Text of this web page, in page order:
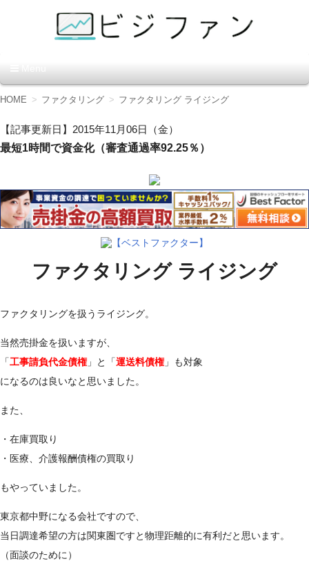
ン】
コ
テ
ン
ツ
動
HOME ファクタリング ファクタリング ライジング
【記事更新日】2015年11月06日（金）
最短1時間で資金化（審査通過率92.25％）
【ベストファクター】
ファクタリング ライジング
ファクタリングを扱うライジング。
当然売掛金を扱いますが、
「工事請負代金債権」と「運送料債権」も対象
になるのは良いなと思いました。
また、
・在庫買取り
・医療、介護報酬債権の買取り
もやっていました。
東京都中野になる会社ですので、
当日調達希望の方は関東圏ですと物理距離的に有利だと思います。
（面談のために）